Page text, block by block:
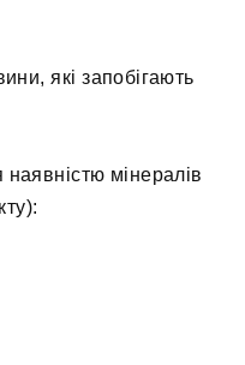
які запобігають
мінералів